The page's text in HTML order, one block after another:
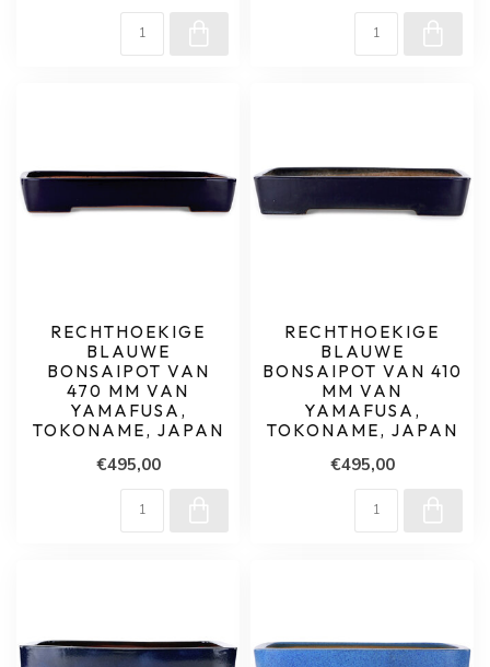
RECHTHOEKIGE
BLAUWE
BONSAIPOT VAN
470 MM VAN
YAMAFUSA,
TOKONAME, JAPAN
€495,00
RECHTHOEKIGE
BLAUWE
BONSAIPOT VAN 410
MM VAN
YAMAFUSA,
TOKONAME, JAPAN
€495,00